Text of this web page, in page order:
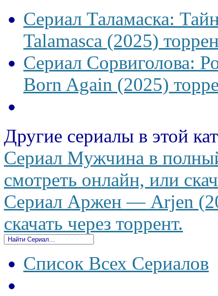
Сериал Таламаска:
Talamasca (2025)
Сериал Сорвиголова:
Born Again (2025)
Другие сериалы в этой
Сериал Мужчина в
смотреть онлайн, или
Сериал Аржен — Arjen
скачать через торрент.
Список Всех Сериалов